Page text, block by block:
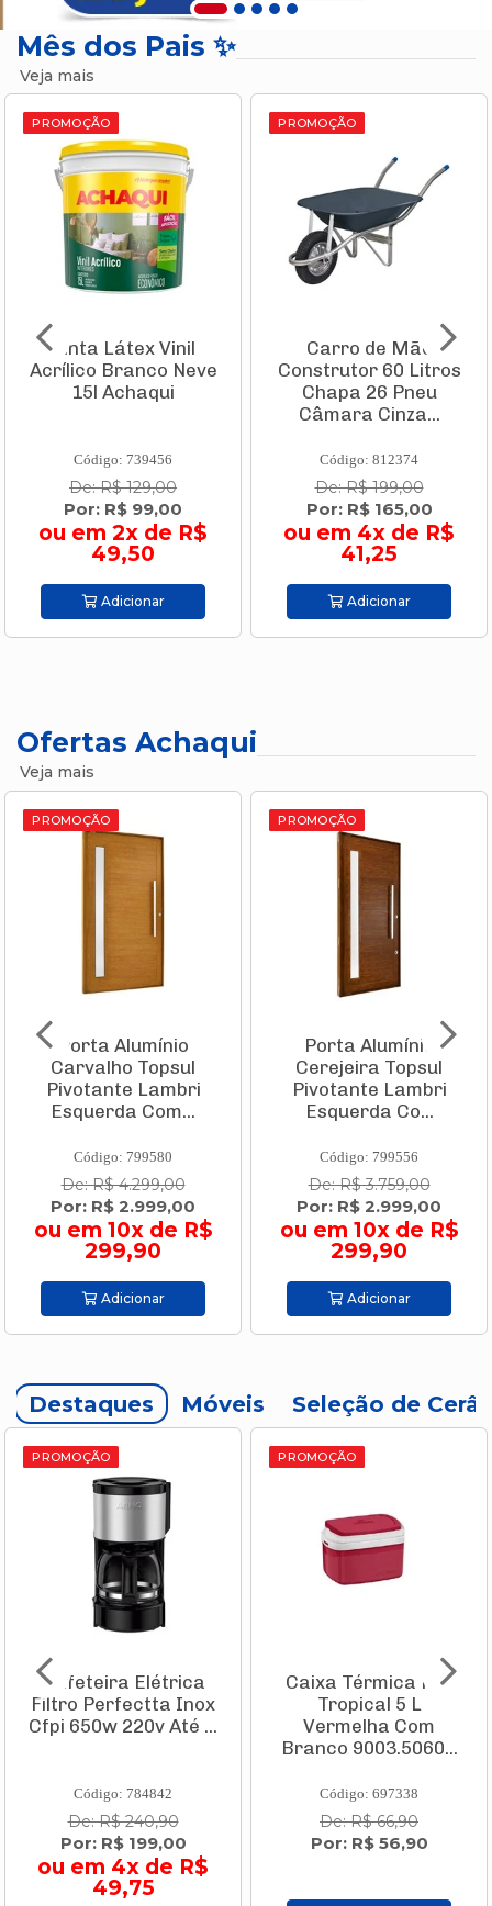
Mês dos Pais ✨
Veja mais
PROMOÇÃO
Carro de Mão
Construtor 60 Litros
Chapa 26 Pneu
Código: 812374
De: R$ 199,00
Por: R$ 165,00
ou em 4x de R$
41,25
Adicionar
PROMOÇÃO
Aspirador de Pó
Vertical Vcl 1 Stick
1000w 220v
11982210 Ka...
Código: 835935
De: R$ 231,10
Por: R$ 179,00
ou em 4x de R$
44,75
Adicionar
Ofertas Achaqui
Veja mais
PROMOÇÃO
Porta Alumínio
Cerejeira Topsul
Pivotante Lambri
Esquerda Co...
Código: 799556
De: R$ 3.759,00
Por: R$ 2.999,00
ou em 10x de R$
299,90
Adicionar
PROMOÇÃO
Caixa Térmica Pvc
Tropical 32 L
Vermelha Com
Branco 9003.505...
Código: 693952
De: R$ 144,90
Por: R$ 109,90
ou em 2x de R$
54,95
Adicionar
Destaques Móveis Seleção de
PROMOÇÃO
Caixa Térmica Pvc
Tropical 5 L
Vermelha Com
Código: 697338
De: R$ 66,90
Por: R$ 56,90
PROMOÇÃO
Conjunto Mesa
Firenze 1,20 X 0,80m
Com Tampo de Vidro
+ 4 Ca...
Código: 814423
De: R$ 2.219,00
Por: R$ 2.019,00